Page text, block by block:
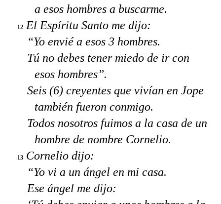
a esos hombres a buscarme.
12 El Espíritu Santo me dijo:
“Yo envié a esos 3 hombres.
Tú no debes tener miedo de ir con
esos hombres”.
Seis (6) creyentes que vivían en Jope
también fueron conmigo.
Todos nosotros fuimos a la casa de un
hombre de nombre Cornelio.
13 Cornelio dijo:
“Yo vi a un ángel en mi casa.
Ese ángel me dijo: